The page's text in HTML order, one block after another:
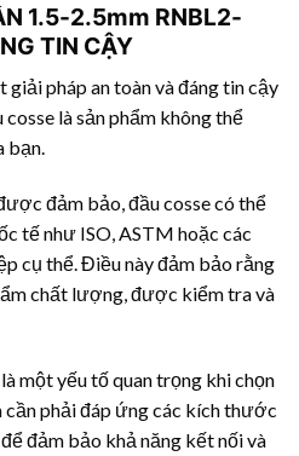
1.5-2.5mm RNBL2-
TIN CẬY
pháp an toàn và đáng tin cậy
là sản phẩm không thể
bạn.
đảm bảo, đầu cosse có thể
tế như ISO, ASTM hoặc các
cụ thể. Điều này đảm bảo rằng
chất lượng, được kiểm tra và
một yếu tố quan trọng khi chọn
cần phải đáp ứng các kích thước
đảm bảo khả năng kết nối và